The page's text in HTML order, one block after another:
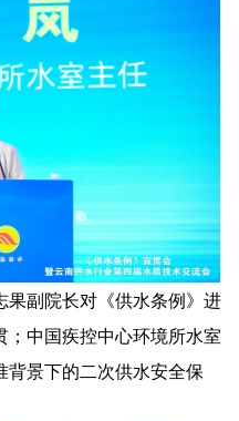
副院长对《供水条例》进
中国疾控中心环境所水室
背景下的二次供水安全保